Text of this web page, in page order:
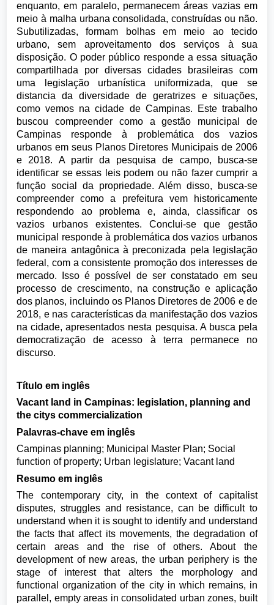
enquanto, em paralelo, permanecem áreas vazias em
meio à malha urbana consolidada, construídas ou não.
Subutilizadas, formam bolhas em meio ao tecido
urbano, sem aproveitamento dos serviços à sua
disposição. O poder público responde a essa situação
compartilhada por diversas cidades brasileiras com
uma legislação urbanística uniformizada, que se
distancia da diversidade de geratrizes e situações,
como vemos na cidade de Campinas. Este trabalho
buscou compreender como a gestão municipal de
Campinas responde à problemática dos vazios
urbanos em seus Planos Diretores Municipais de 2006
e 2018. A partir da pesquisa de campo, busca-se
identificar se essas leis podem ou não fazer cumprir a
função social da propriedade. Além disso, busca-se
compreender como a prefeitura vem historicamente
respondendo ao problema e, ainda, classificar os
vazios urbanos existentes. Conclui-se que gestão
municipal responde à problemática dos vazios urbanos
de maneira antagônica à preconizada pela legislação
federal, com a consistente promoção dos interesses de
mercado. Isso é possível de ser constatado em seu
processo de crescimento, na construção e aplicação
dos planos, incluindo os Planos Diretores de 2006 e de
2018, e nas características da manifestação dos vazios
na cidade, apresentados nesta pesquisa. A busca pela
democratização de acesso à terra permanece no
discurso.
Título em inglês
Vacant land in Campinas: legislation, planning and
the citys commercialization
Palavras-chave em inglês
Campinas planning; Municipal Master Plan; Social
function of property; Urban legislature; Vacant land
Resumo em inglês
The contemporary city, in the context of capitalist
disputes, struggles and resistance, can be difficult to
understand when it is sought to identify and understand
the facts that affect its movements, the degradation of
certain areas and the rise of others. About the
development of new areas, the urban periphery is the
stage of interest that alters the morphology and
functional organization of the city in which remains, in
parallel, empty areas in consolidated urban zones, built